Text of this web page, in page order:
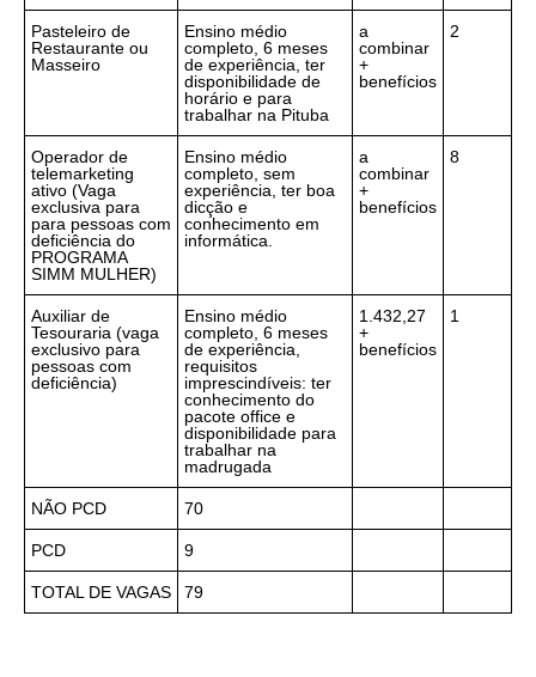
Pasteleiro de
Restaurante ou
Masseiro
Ensino médio
completo, 6 meses
de experiência, ter
disponibilidade de
horário e para
trabalhar na Pituba
a
combinar
+
benefícios
2
Operador de
telemarketing
ativo (Vaga
exclusiva para
para pessoas com
deficiência do
PROGRAMA
SIMM MULHER)
Ensino médio
completo, sem
experiência, ter boa
dicção e
conhecimento em
informática.
a
combinar
+
benefícios
8
Auxiliar de
Tesouraria (vaga
exclusivo para
pessoas com
deficiência)
Ensino médio
completo, 6 meses
de experiência,
requisitos
imprescindíveis: ter
conhecimento do
pacote office e
disponibilidade para
trabalhar na
madrugada
1.432,27
+
benefícios
1
NÃO PCD 70
PCD 9
TOTAL DE VAGAS 79